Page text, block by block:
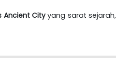
Ancient Cityyang sarat